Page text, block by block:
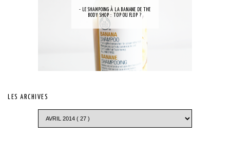
- LE SHAMPOING À LA BANANE DE THE
BODY SHOP : TOP OU FLOP ?
LES ARCHIVES